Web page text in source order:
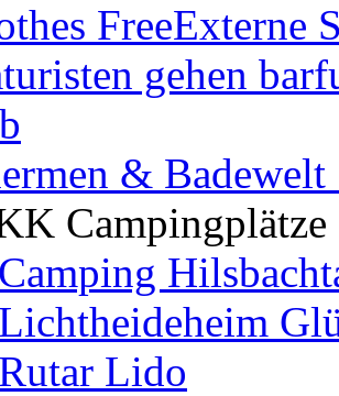
FreeExterne
gehen
& Badewelt
Campingplätze
Camping
Lichtheideheim
Rutar Lido